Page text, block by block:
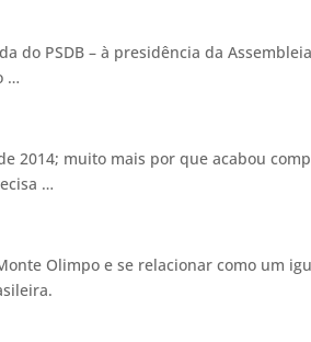
do PSDB – à presidência da
…
2014; muito mais por que acabou
…
Olimpo e se relacionar como um